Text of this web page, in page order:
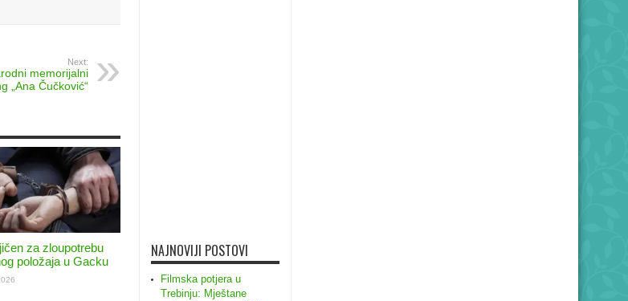
Next:
memorijalni
„Ana Čučković“
za zloupotrebu
položaja u Gacku
NAJNOVIJI POSTOVI
Filmska potjera u
Trebinju: Mještane